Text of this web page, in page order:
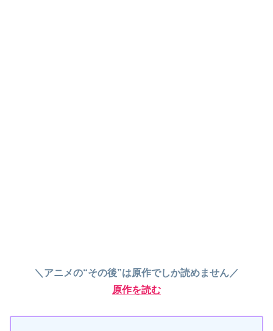
＼アニメの“その後”は原作でしか読めません／
原作を読む